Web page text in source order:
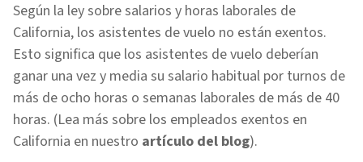
Según la ley sobre salarios y horas laborales de
California, los asistentes de vuelo no están exentos.
Esto significa que los asistentes de vuelo deberían
ganar una vez y media su salario habitual por turnos de
más de ocho horas o semanas laborales de más de 40
horas. (Lea más sobre los empleados exentos en
California en nuestro artículo del blog).